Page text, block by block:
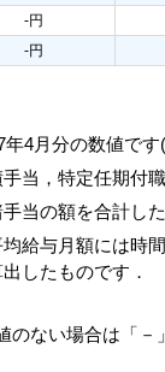
-円
-円
4月分の数値で
当，特定任期付
当の額を合計し
給与月額には時
したものです．
ない場合は「－